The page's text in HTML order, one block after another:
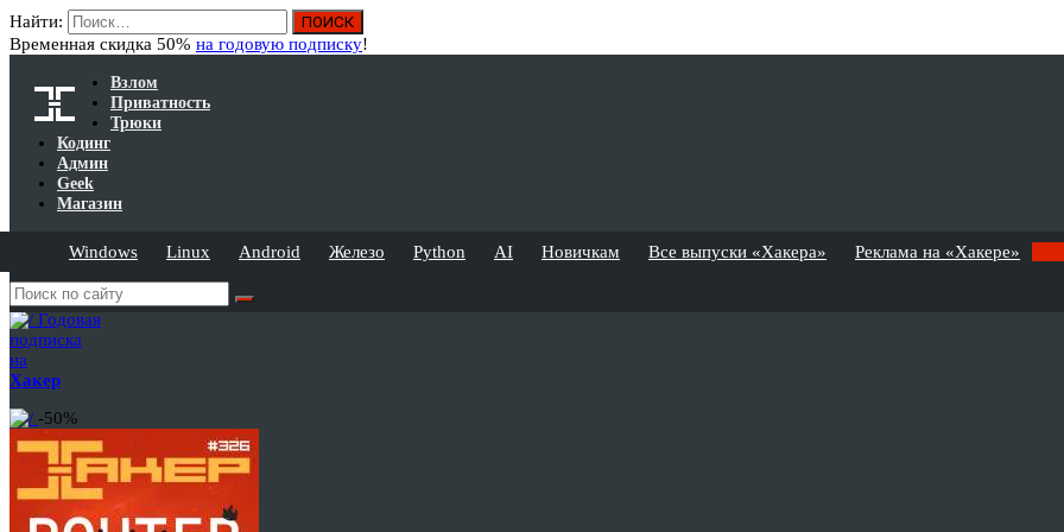
Найти:
Временная скидка 50% на годовую подписку!
Взлом
Приватность
Трюки
Кодинг
Админ
Geek
Магазин
Windows Linux Android Железо Python AI Новичкам Все выпуски «Хакера» Реклама на «Хакере»
Годовая
подписка
на
Хакер
-50%